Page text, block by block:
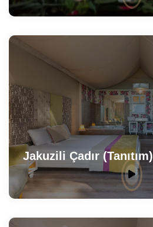
Jakuzili Çadır (Tanıtım)